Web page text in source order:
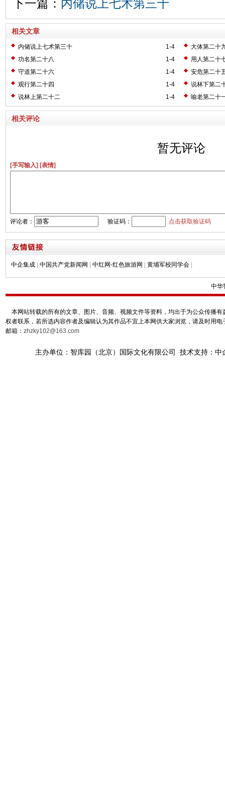
下一篇： 内储说上七术第三十
相关文章
1-4
内储说上七术第三十
大体第二十
1-4
功名第二十八
用人第二十
1-4
守道第二十六
安危第二十
1-4
观行第二十四
说林下第二
1-4
说林上第二十二 喻老第二十
相关评论
暂无评论
[手写输入] [表情]
评论者： 验证码： 点击获取验证码
中企集成 | 中国共产党新闻网 | 中红网-红色旅游网 | 黄埔军校同学会 |
中华
本网站转载的所有的文章、图片、音频、视频文件等资料，均出于为公众传播
权者联系，若所选内容作者及编辑认为其作品不宜上本网供大家浏览，请及时用
邮箱： zhzky102@163.com
主办单位：智库园（北京）国际文化有限公司 技术支持：